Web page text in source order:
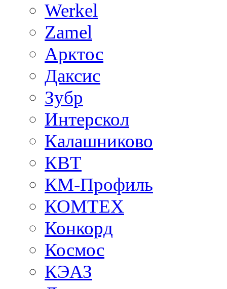
Werkel
Zamel
Арктос
Даксис
Зубр
Интерскол
Калашниково
КВТ
КМ-Профиль
КОМТЕХ
Конкорд
Космос
КЭАЗ